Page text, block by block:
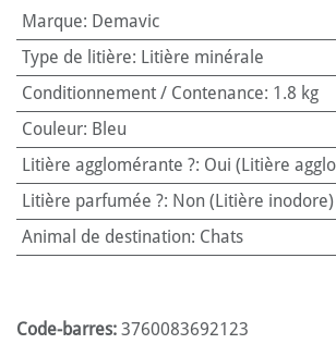
Marque: Demavic
Type de litière: Litière minérale
Conditionnement / Contenance: 1.8 kg
Couleur: Bleu
Litière agglomérante ?: Oui (Litière
Litière parfumée ?: Non (Litière inodore)
Animal de destination: Chats
Code-barres: 3760083692123